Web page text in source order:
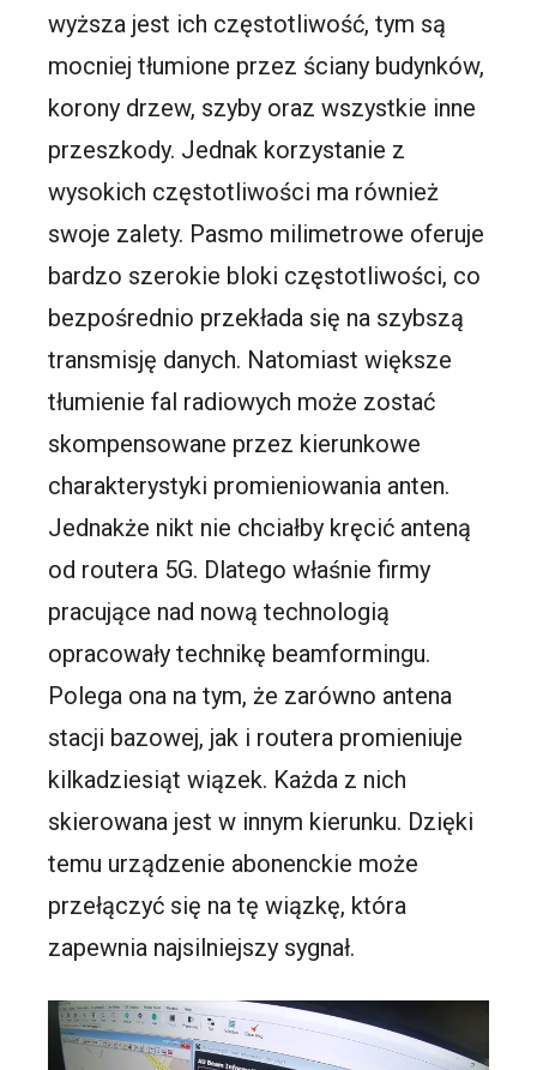
wyższa jest ich częstotliwość, tym są
mocniej tłumione przez ściany budynków,
korony drzew, szyby oraz wszystkie inne
przeszkody. Jednak korzystanie z
wysokich częstotliwości ma również
swoje zalety. Pasmo milimetrowe oferuje
bardzo szerokie bloki częstotliwości, co
bezpośrednio przekłada się na szybszą
transmisję danych. Natomiast większe
tłumienie fal radiowych może zostać
skompensowane przez kierunkowe
charakterystyki promieniowania anten.
Jednakże nikt nie chciałby kręcić anteną
od routera 5G. Dlatego właśnie firmy
pracujące nad nową technologią
opracowały technikę beamformingu.
Polega ona na tym, że zarówno antena
stacji bazowej, jak i routera promieniuje
kilkadziesiąt wiązek. Każda z nich
skierowana jest w innym kierunku. Dzięki
temu urządzenie abonenckie może
przełączyć się na tę wiązkę, która
zapewnia najsilniejszy sygnał.